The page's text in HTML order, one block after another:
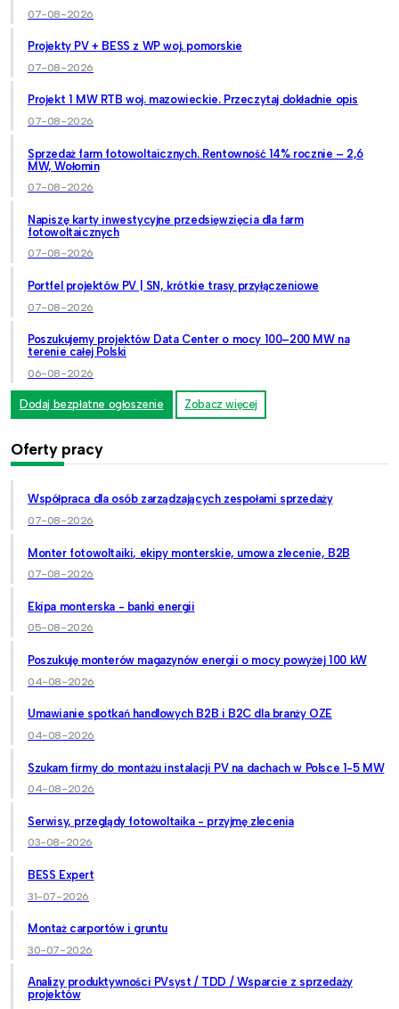
07-08-2026
Projekty PV + BESS z WP woj. pomorskie
07-08-2026
Projekt 1 MW RTB woj. mazowieckie. Przeczytaj dokładnie opis
07-08-2026
Sprzedaż farm fotowoltaicznych. Rentowność 14% rocznie – 2,6
MW, Wołomin
07-08-2026
Napiszę karty inwestycyjne przedsięwzięcia dla farm
fotowoltaicznych
07-08-2026
Portfel projektów PV | SN, krótkie trasy przyłączeniowe
07-08-2026
Poszukujemy projektów Data Center o mocy 100–200 MW na
terenie całej Polski
06-08-2026
Dodaj bezpłatne ogłoszenie Zobacz więcej
Oferty pracy
Współpraca dla osób zarządzających zespołami sprzedaży
07-08-2026
Monter fotowoltaiki, ekipy monterskie, umowa zlecenie, B2B
07-08-2026
Ekipa monterska - banki energii
05-08-2026
Poszukuję monterów magazynów energii o mocy powyżej 100 kW
04-08-2026
Umawianie spotkań handlowych B2B i B2C dla branży OZE
04-08-2026
Szukam firmy do montażu instalacji PV na dachach w Polsce 1-5 MW
04-08-2026
Serwisy, przeglądy fotowoltaika - przyjmę zlecenia
03-08-2026
BESS Expert
31-07-2026
Montaż carportów i gruntu
30-07-2026
Analizy produktywności PVsyst / TDD / Wsparcie z sprzedaży
projektów